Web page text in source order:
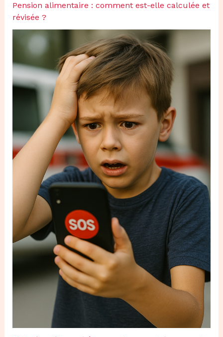
Pension alimentaire : comment est-elle calculée et
révisée ?